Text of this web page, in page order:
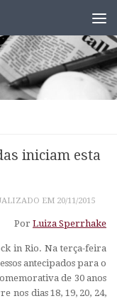
iniciam esta
EM 20/11/2015
Por Luiza Sperrhake
in Rio. Na terça-feira
antecipados para o
de 30 anos
nos dias 18, 19, 20, 24,